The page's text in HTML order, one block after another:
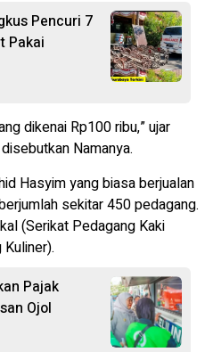
Pencuri 7
Pakai
dikenai Rp100 ribu,” ujar
Namanya.
Hasyim yang biasa berjualan
sekitar 450 pedagang.
(Serikat Pedagang Kaki
Pajak
Ojol